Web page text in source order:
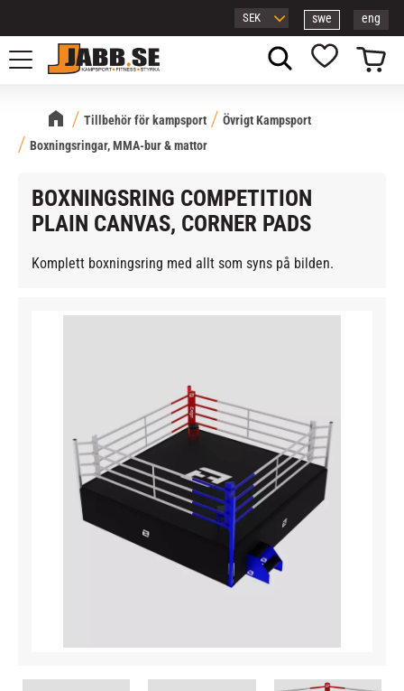
Meny
swe eng
Favoriter
Kundvagn
Tillbehör för kampsport
Övrigt Kampsport
Boxningsringar, MMA-bur & mattor
BOXNINGSRING COMPETITION
PLAIN CANVAS, CORNER PADS
Komplett boxningsring med allt som syns på bilden.